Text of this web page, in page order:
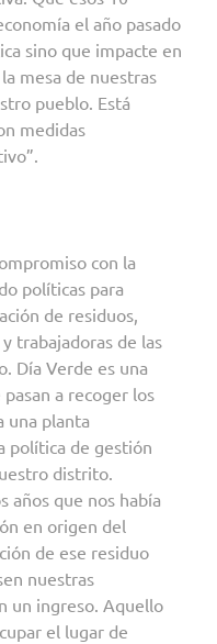
el año pasado
sino que impacte en
mesa de nuestras
pueblo. Está
medidas
con la
políticas para
de residuos,
trabajadoras de las
Día Verde es una
a recoger los
una planta
política de gestión
distrito.
años que nos había
en origen del
de ese residuo
nuestras
un ingreso. Aquello
el lugar de